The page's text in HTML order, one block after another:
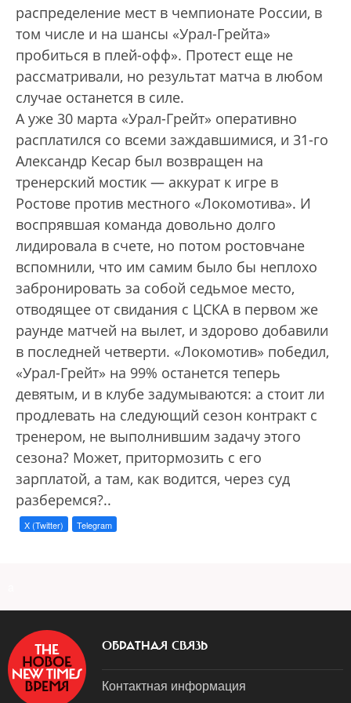
распределение мест в чемпионате России, в
том числе и на шансы «Урал-Грейта»
пробиться в плей-офф». Протест еще не
рассматривали, но результат матча в любом
случае останется в силе.
А уже 30 марта «Урал-Грейт» оперативно
расплатился со всеми заждавшимися, и 31-го
Александр Кесар был возвращен на
тренерский мостик — аккурат к игре в
Ростове против местного «Локомотива». И
воспрявшая команда довольно долго
лидировала в счете, но потом ростовчане
вспомнили, что им самим было бы неплохо
забронировать за собой седьмое место,
отводящее от свидания с ЦСКА в первом же
раунде матчей на вылет, и здорово добавили
в последней четверти. «Локомотив» победил,
«Урал-Грейт» на 99% останется теперь
девятым, и в клубе задумываются: а стоит ли
продлевать на следующий сезон контракт с
тренером, не выполнившим задачу этого
сезона? Может, притормозить с его
зарплатой, а там, как водится, через суд
разберемся?..
X (Twitter) Telegram
ОБРАТНАЯ СВЯЗЬ
Контактная информация